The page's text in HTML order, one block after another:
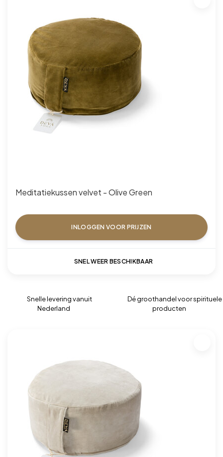
Meditatiekussen velvet - Olive Green
INLOGGEN VOOR PRIJZEN
SNEL WEER BESCHIKBAAR
Snelle levering vanuit
Nederland
Dé groothandel voor spirituele
producten